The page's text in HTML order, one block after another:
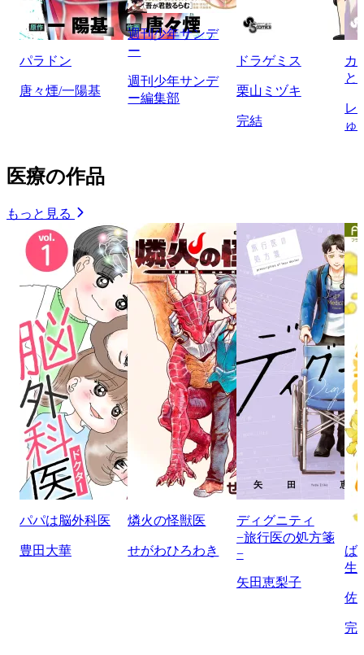
パラドン
唐々煙/一陽基
週刊少年サンデ
ー
週刊少年サンデ
ー編集部
ドラゲミス
栗山ミヅキ
完結
カ
と
レ
ゅ
医療の作品
もっと見る
パパは脳外科医
豊田大華
燐火の怪獣医
せがわひろわき
ディグニティ
−旅行医の処方箋
−
矢田恵梨子
ば
生
佐
完